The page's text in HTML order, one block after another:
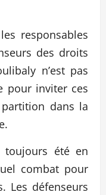
responsables
des droits
n’est pas
pour inviter ces
dans la
été en
combat pour
Les défenseurs